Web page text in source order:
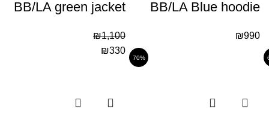
BB/LA Blue hoodie
₪990
BB/LA green jacket
₪1,100
₪330
70%